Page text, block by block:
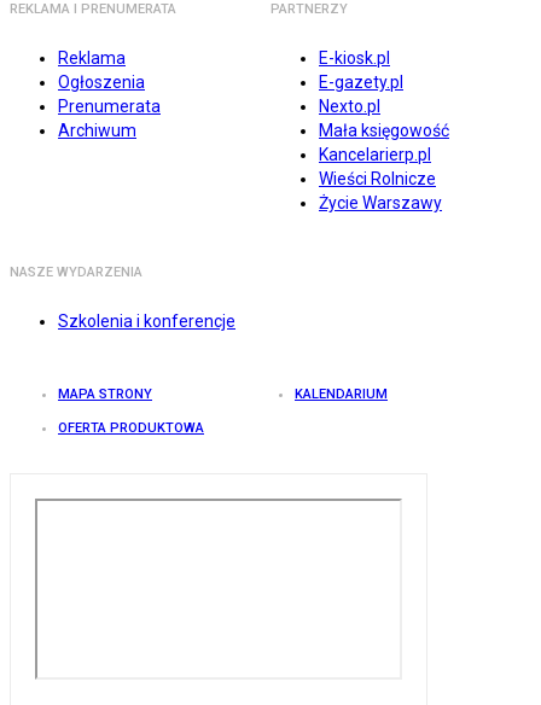
REKLAMA I PRENUMERATA
Reklama
Ogłoszenia
Prenumerata
Archiwum
PARTNERZY
E-kiosk.pl
E-gazety.pl
Nexto.pl
Mała księgowość
Kancelarierp.pl
Wieści Rolnicze
Życie Warszawy
NASZE WYDARZENIA
Szkolenia i konferencje
MAPA STRONY KALENDARIUM
OFERTA PRODUKTOWA